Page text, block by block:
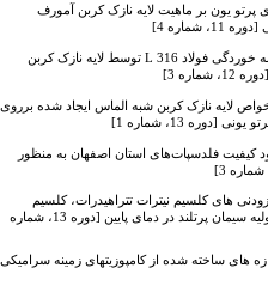
یون بر ماهیت لایه‌ نازک کربن آمورف
افزایش مقاومت به خوردگی فولاد 316 L توسط لایه نازک کربن
3]
لایه نازک کربن شبه الماس ایجاد شده برروی
فلدسپات‌های استان اصفهان به منظور
های کلسیم نیترات تتراهیدرات، کلسیم
فرمات و دوده سیلیس بر مقاومت فشاری اولیه سیمان پرتلند در دمای پایین [دوره 13، شماره
ساخته شده از کامپوزیتهای زمینه سرامیکی